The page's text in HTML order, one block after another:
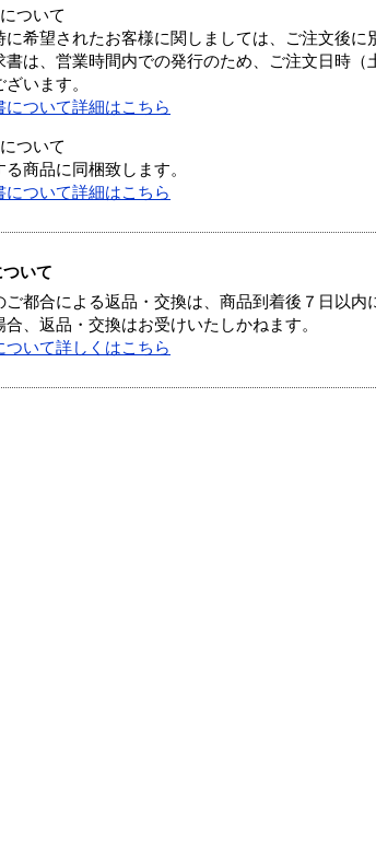
ついて
に希望されたお客様に関しましては、ご注文後に
書は、営業時間内での発行のため、ご注文日時
います。
について詳細はこちら
ついて
る商品に同梱致します。
について詳細はこちら
いて
ご都合による返品・交換は、商品到着後７日以
合、返品・交換はお受けいたしかねます。
ついて詳しくはこちら